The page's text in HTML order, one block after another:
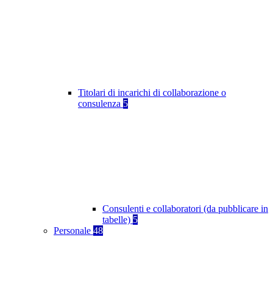
Titolari di incarichi di collaborazione o
consulenza 5
Consulenti e collaboratori (da pubblicare in
tabelle) 5
Personale 48